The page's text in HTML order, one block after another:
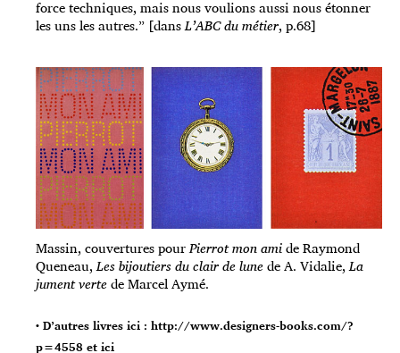
force techniques, mais nous voulions aussi nous étonner
les uns les autres.” [dansL’ABC du métier, p.68]
Massin, couvertures pourPierrot mon amide Raymond
Queneau,Les bijoutiers du clair de lunede A. Vidalie,La
jument vertede Marcel Aymé.
• D’autres livres ici : http://www.designers-books.com/?
p=4558et ici